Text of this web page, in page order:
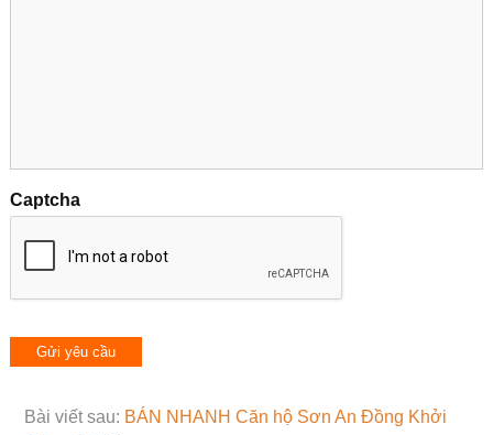
Captcha
Bài viết sau: BÁN NHANH Căn hộ Sơn An Đồng Khởi